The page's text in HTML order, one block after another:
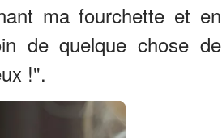
ma fourchette et en
de quelque chose de
!".